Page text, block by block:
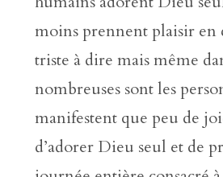
moins prennent plaisir en
triste à dire mais même
nombreuses sont les
manifestent que peu de
d’adorer Dieu seul et de